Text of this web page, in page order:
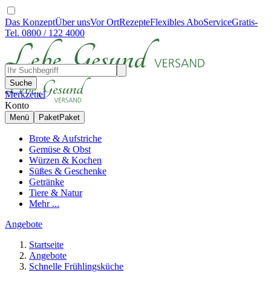
Das KonzeptÜber unsVor OrtRezepteFlexibles AboServiceGratis-
Tel. 0800 / 122 4000
Suche
Merkzettel
Konto
Menü PaketPaket
Brote & Aufstriche
Gemüse & Obst
Würzen & Kochen
Süßes & Geschenke
Getränke
Tiere & Natur
Mehr ...
Angebote
Startseite
Angebote
Schnelle Frühlingsküche